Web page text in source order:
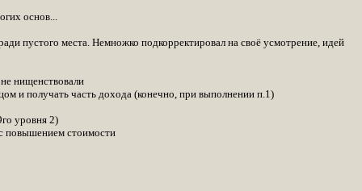
основ...
пустого места. Немножко подкорректировал на своё усмотрение, идей
нищенствовали
и получать часть дохода (конечно, при выполнении п.1)
уровня 2)
повышением стоимости